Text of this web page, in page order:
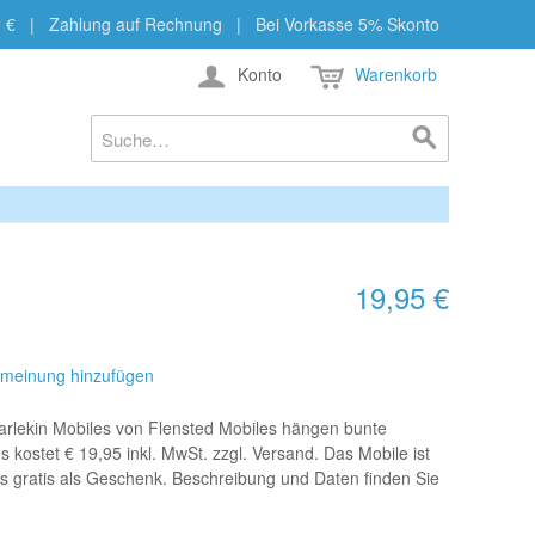
€ | Zahlung auf Rechnung | Bei Vorkasse 5% Skonto
Konto Warenkorb
19,95 €
hinzufügen
Mobiles von Flensted Mobiles hängen bunte
kostet € 19,95 inkl. MwSt. zzgl. Versand. Das Mobile ist
gratis als Geschenk. Beschreibung und Daten finden Sie